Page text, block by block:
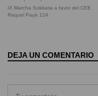
IX Marcha Solidaria a favor del CEE
Raquel Payà 124
DEJA UN COMENTARIO